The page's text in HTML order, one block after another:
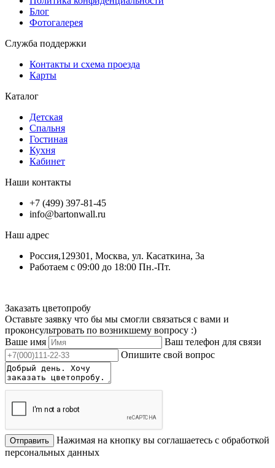
Блог
Фотогалерея
Служба поддержки
Контакты и схема проезда
Карты
Каталог
Детская
Спальня
Гостиная
Кухня
Кабинет
Наши контакты
+7 (499) 397-81-45
info@bartonwall.ru
Наш адрес
Россия,129301, Москва, ул. Касаткина, 3а
Работаем с 09:00 до 18:00 Пн.-Пт.
Заказать цветопробу
Оставьте заявку что бы мы смогли связаться с вами и
проконсультровать по возникшему вопросу :)
Ваше имя
Ваш телефон для связи
Опишите свой вопрос
Отправить
Нажимая на кнопку вы соглашаетесь с обработкой
персональных данных